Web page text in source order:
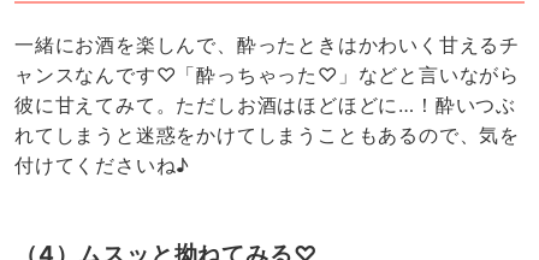
一緒にお酒を楽しんで、酔ったときはかわいく甘えるチ
ャンスなんです♡「酔っちゃった♡」などと言いながら
彼に甘えてみて。ただしお酒はほどほどに…！酔いつぶ
れてしまうと迷惑をかけてしまうこともあるので、気を
付けてくださいね♪